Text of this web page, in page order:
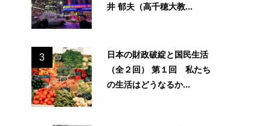
井 郁夫（高千穂大教...
3
日本の財政破綻と国民生活
（全２回） 第１回 私たち
の生活はどうなるか...